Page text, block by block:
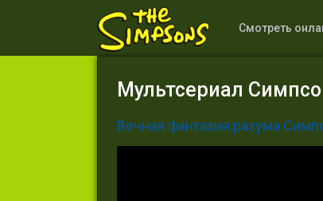
Смотреть
Мультсериал
Вечная фантазия разума